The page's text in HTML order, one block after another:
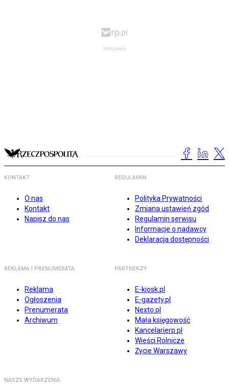
KONTAKT
O nas
Kontakt
Napisz do nas
REGULAMIN
Polityka Prywatności
Zmiana ustawień zgód
Regulamin serwisu
Informacje o nadawcy
Deklaracja dostępności
REKLAMA I PRENUMERATA
Reklama
Ogłoszenia
Prenumerata
Archiwum
PARTNERZY
E-kiosk.pl
E-gazety.pl
Nexto.pl
Mała księgowość
Kancelarierp.pl
Wieści Rolnicze
Życie Warszawy
NASZE WYDARZENIA